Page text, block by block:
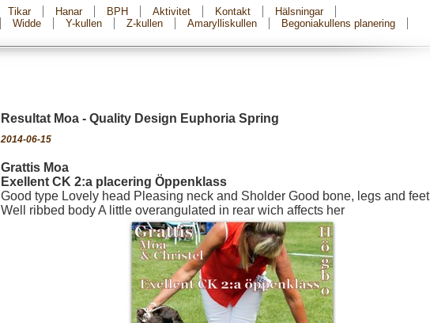
Tikar Hanar BPH Aktivitet Kontakt
Hälsningar
Widde Y-kullen Z-kullen Amarylliskullen Begoniakullens planering
Resultat Moa - Quality Design Euphoria Spring
2014-06-15
Grattis Moa
Exellent CK 2:a placering Öppenklass
Good type Lovely head Pleasing neck and Sholder Good bone, legs and feet
Well ribbed body A little overangulated in rear wich affects her